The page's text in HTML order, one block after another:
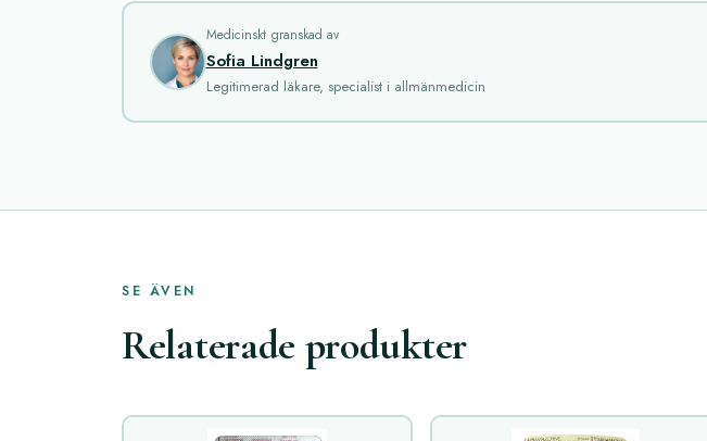
Medicinskt granskad av
Sofia Lindgren
Legitimerad läkare, specialist i allmänmedicin
SE ÄVEN
Relaterade produkter